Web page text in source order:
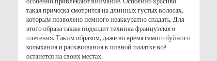
такая прическа смотрится на длинных густых волосах,
которым позволено немного неаккуратно спадать. Для
этого образа также подходит техника французского
плетения. Таким образом, даже во время самого буйного
колыхания и раскачивания в пивной палатке всё
останется на своих местах.